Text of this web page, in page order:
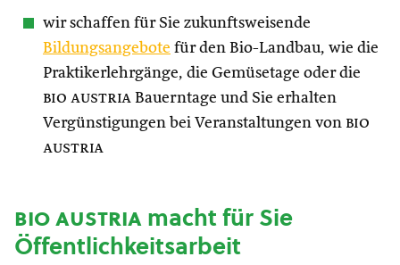
wir schaffen für Sie zukunftsweisende
Bildungsangebote für den Bio-Landbau, wie die
Praktikerlehrgänge, die Gemüsetage oder die
bio austria Bauerntage und Sie erhalten
Vergünstigungen bei Veranstaltungen von bio
austria
bio austriamacht für Sie
Öffentlichkeitsarbeit